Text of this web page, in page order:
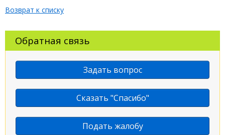
Возврат к списку
Обратная связь
Задать вопрос
Сказать "Спасибо"
Подать жалобу